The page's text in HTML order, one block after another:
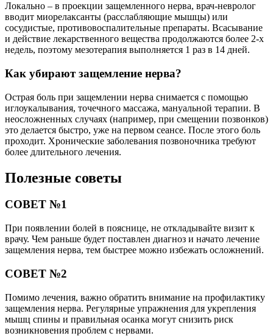
Локально – в проекции защемленного нерва, врач-невролог
вводит миорелаксанты (расслабляющие мышцы) или
сосудистые, противовоспалительные препараты. Всасывание
и действие лекарственного вещества продолжаются более 2-х
недель, поэтому мезотерапия выполняется 1 раз в 14 дней.
Как убирают защемление нерва?
Острая боль при защемлении нерва снимается с помощью
иглоукалывания, точечного массажа, мануальной терапии. В
неосложненных случаях (например, при смещении позвонков)
это делается быстро, уже на первом сеансе. После этого боль
проходит. Хронические заболевания позвоночника требуют
более длительного лечения.
Полезные советы
СОВЕТ №1
При появлении болей в пояснице, не откладывайте визит к
врачу. Чем раньше будет поставлен диагноз и начато лечение
защемления нерва, тем быстрее можно избежать осложнений.
СОВЕТ №2
Помимо лечения, важно обратить внимание на профилактику
защемления нерва. Регулярные упражнения для укрепления
мышц спины и правильная осанка могут снизить риск
возникновения проблем с нервами.